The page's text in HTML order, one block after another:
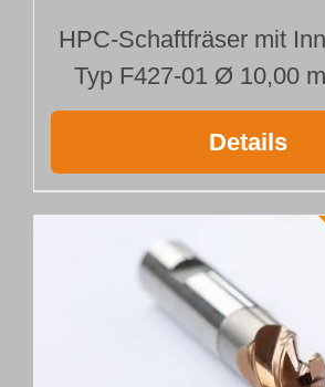
HPC-Schaftfräser mit
Typ F427-01 Ø 10,00
Details